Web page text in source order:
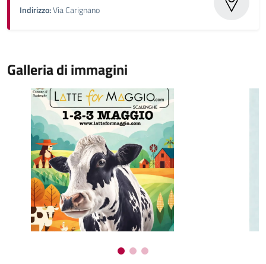
Indirizzo:Via Carignano
Galleria di immagini